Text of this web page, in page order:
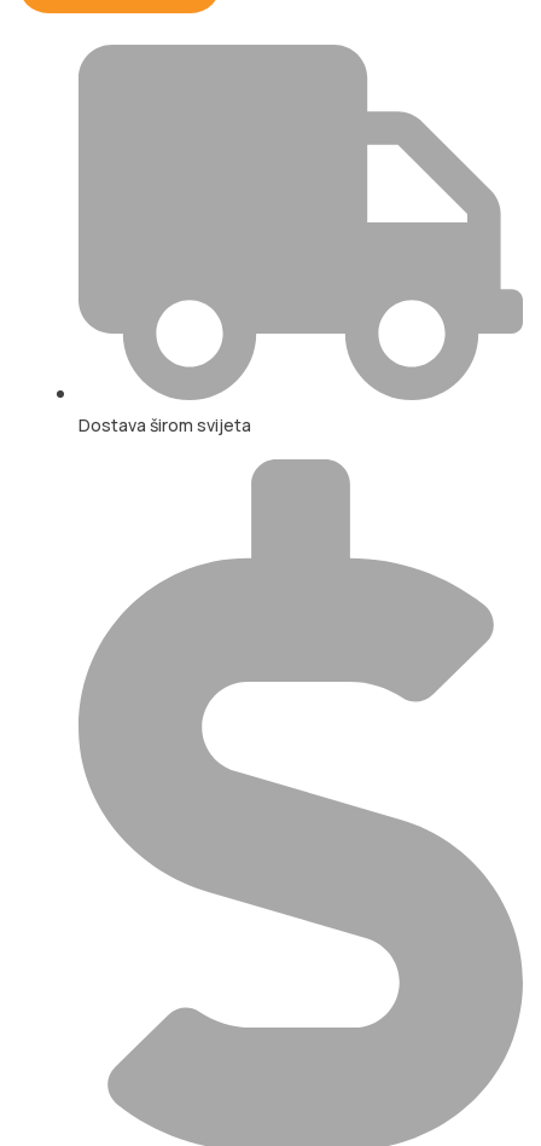
Dostava širom svijeta